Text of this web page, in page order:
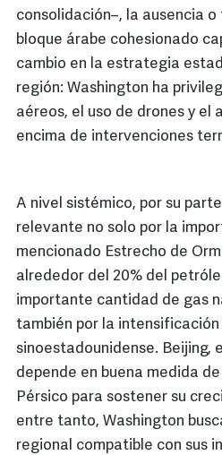
consolidación–, la ausencia
bloque árabe cohesionado
cambio en la estrategia
región: Washington ha
aéreos, el uso de drones y el
encima de intervenciones
A nivel sistémico, por su
relevante no solo por la
mencionado Estrecho de
alrededor del 20% del
importante cantidad de gas
también por la
sinoestadounidense. Beijing,
depende en buena medida
Pérsico para sostener su
entre tanto, Washington
regional compatible con sus